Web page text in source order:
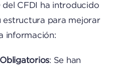
del CFDI ha introducido
estructura para mejorar
información:​
: Se han